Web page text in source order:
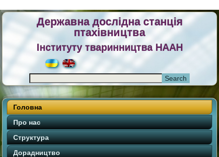
Державна дослідна станція
птахівництва
Інституту тваринництва НААН
Головна
Про нас
Структура
Дорадництво